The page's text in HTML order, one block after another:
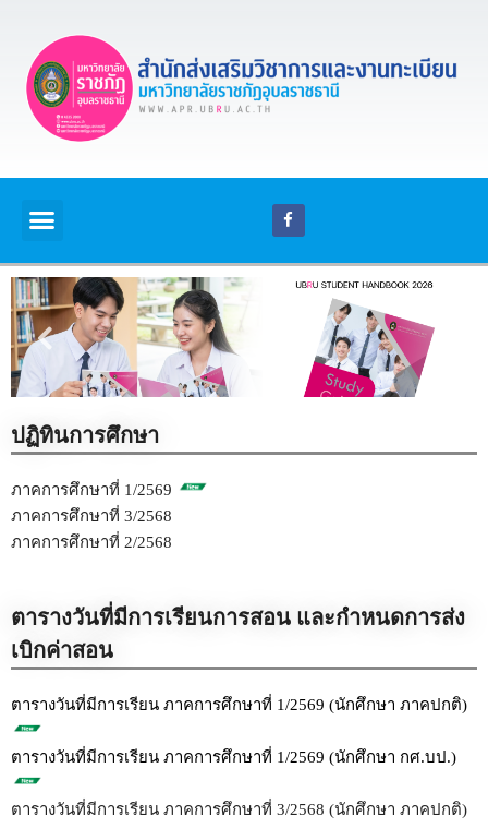
ปฏิทินการศึกษา
ภาคการศึกษาที่ 1/2569
ภาคการศึกษาที่ 3/2568
ภาคการศึกษาที่ 2/2568
ตารางวันที่มีการเรียนการสอน และกำหนดการส่ง
เบิกค่าสอน
ตารางวันที่มีการเรียน ภาคการศึกษาที่ 1/2569 (นักศึกษา ภาคปกติ)
ตารางวันที่มีการเรียน ภาคการศึกษาที่ 1/2569 (นักศึกษา กศ.บป.)
ตารางวันที่มีการเรียน ภาคการศึกษาที่ 3/2568 (นักศึกษา ภาคปกติ)